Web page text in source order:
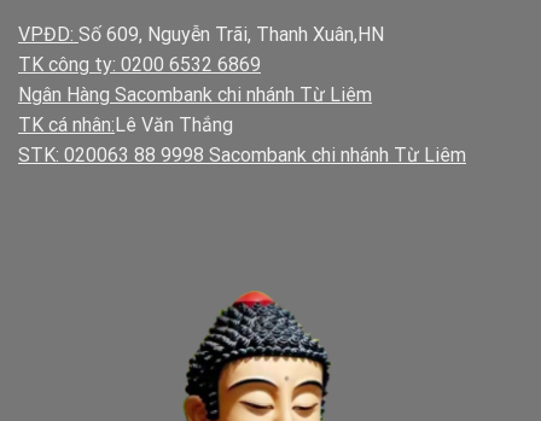
VPĐD: Số 609, Nguyễn Trãi, Thanh Xuân,HN
TK công ty: 0200 6532 6869
Ngân Hàng Sacombank chi nhánh Từ Liêm
TK cá nhân: Lê Văn Thắng
STK: 020063 88 9998 Sacombank chi nhánh Từ Liêm